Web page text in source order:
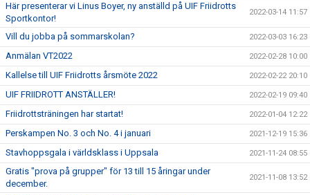
Här presenterar vi Linus Boyer, ny anställd på UIF Friidrotts
Sportkontor!
2022-03-14 11:57
Vill du jobba på sommarskolan? 2022-03-03 16:23
Anmälan VT2022 2022-02-28 10:00
Kallelse till UIF Friidrotts årsmöte 2022 2022-02-22 20:10
UIF FRIIDROTT ANSTÄLLER! 2022-02-19 09:40
Friidrottsträningen har startat! 2022-01-04 12:22
Perskampen No. 3 och No. 4 i januari 2021-12-19 15:36
Stavhoppsgala i världsklass i Uppsala 2021-11-24 08:55
Gratis "prova på grupper" för 13 till 15 åringar under
december.
2021-11-08 13:52